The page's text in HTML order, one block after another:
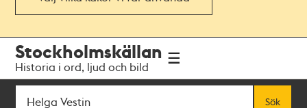
navigationen
huvudinnehållet
Stockholmskällan
Historia i ord, ljud och bild
Sök
Sök